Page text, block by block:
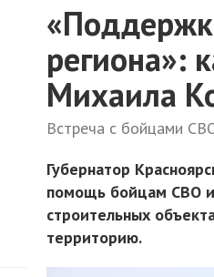
региона»:
Михаила
Встреча с бойцами
Губернатор
помощь бойцам СВО и
строительных
территорию.